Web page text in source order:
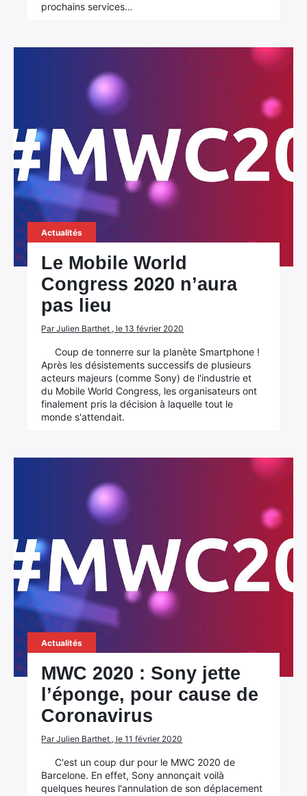
prochains services…
Actualités
Le Mobile World
Congress 2020 n’aura
pas lieu
Par Julien Barthet , le 13 février 2020
Coup de tonnerre sur la planète Smartphone !
Après les désistements successifs de plusieurs
acteurs majeurs (comme Sony) de l'industrie et
du Mobile World Congress, les organisateurs ont
finalement pris la décision à laquelle tout le
monde s'attendait.
Actualités
MWC 2020 : Sony jette
l’éponge, pour cause de
Coronavirus
Par Julien Barthet , le 11 février 2020
C'est un coup dur pour le MWC 2020 de
Barcelone. En effet, Sony annonçait voilà
quelques heures l'annulation de son déplacement